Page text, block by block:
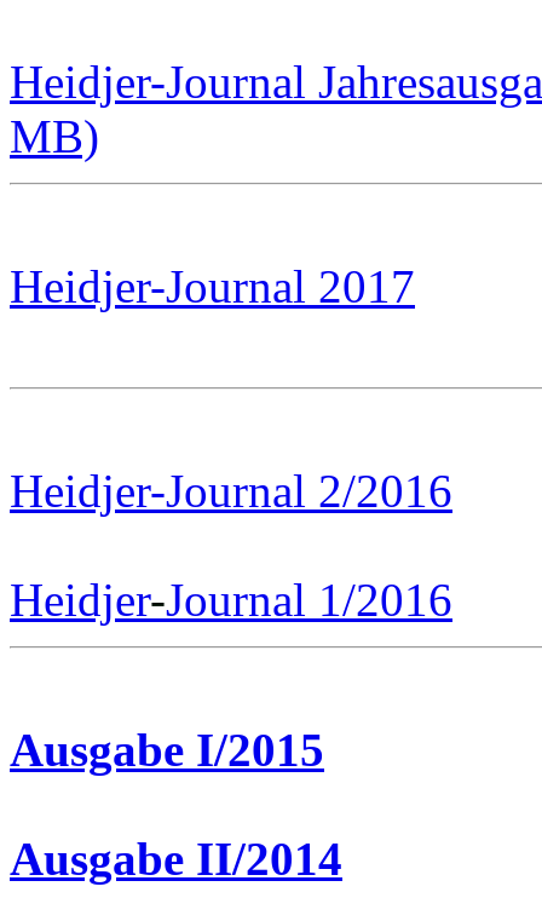
Heidjer-Journal
MB)
Heidjer-Journal 2017
Heidjer-Journal 2/2016
Heidjer-Journal 1/2016
Ausgabe I/2015
Ausgabe II/2014